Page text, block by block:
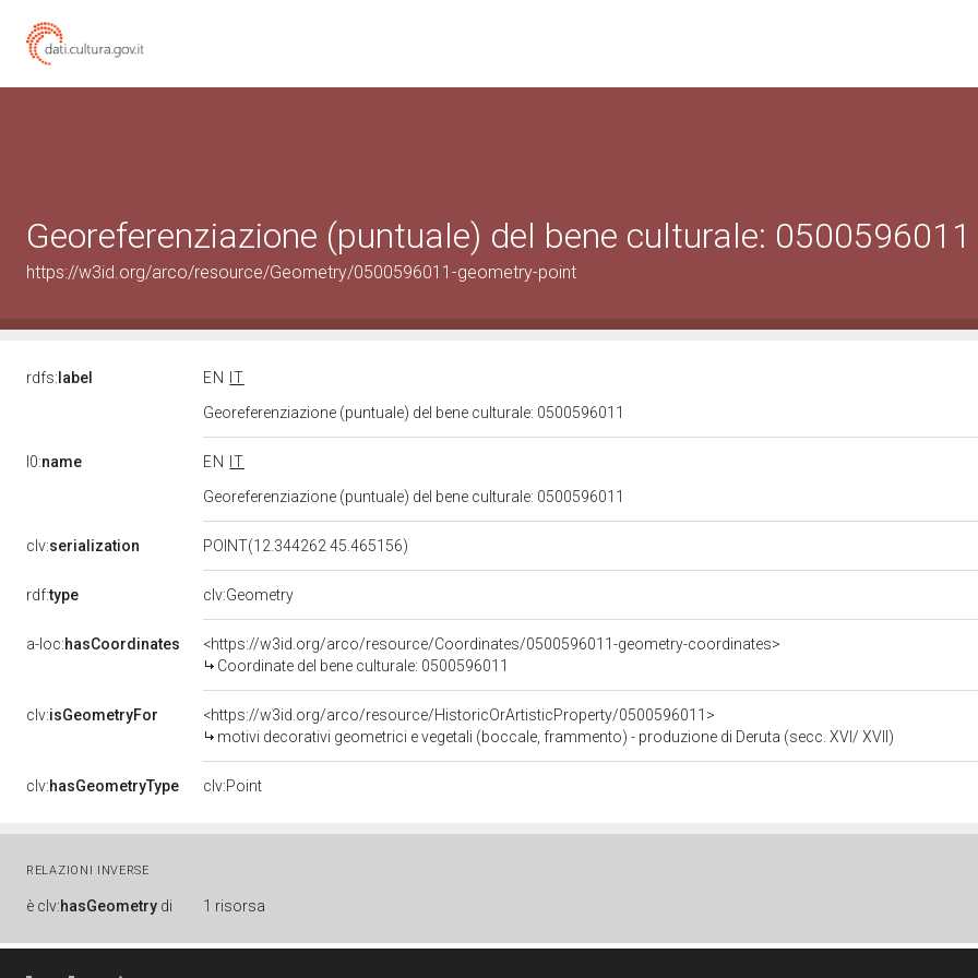
Georeferenziazione (puntuale) del bene culturale: 0500596011
https://w3id.org/arco/resource/Geometry/0500596011-geometry-point
rdfs: label EN
IT
Georeferenziazione (puntuale) del bene culturale: 0500596011
l0:name EN
IT
Georeferenziazione (puntuale) del bene culturale: 0500596011
clv:serialization POINT(12.344262 45.465156)
rdf:type clv:Geometry
a-loc:hasCoordinates
<https://w3id.org/arco/resource/Coordinates/0500596011-geometry-coordinates>
Coordinate del bene culturale: 0500596011
clv:isGeometryFor
<https://w3id.org/arco/resource/HistoricOrArtisticProperty/0500596011>
motivi decorativi geometrici e vegetali (boccale, frammento) - produzione di Deruta (secc. XVI/ XVII)
clv:hasGeometryType clv:Point
RELAZIONI INVERSE
è clv:hasGeometry di 1 risorsa